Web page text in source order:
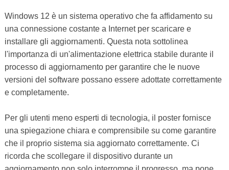
Windows 12 è un sistema operativo che fa affidamento su
una connessione costante a Internet per scaricare e
installare gli aggiornamenti. Questa nota sottolinea
l'importanza di un'alimentazione elettrica stabile durante il
processo di aggiornamento per garantire che le nuove
versioni del software possano essere adottate correttamente
e completamente.
Per gli utenti meno esperti di tecnologia, il poster fornisce
una spiegazione chiara e comprensibile su come garantire
che il proprio sistema sia aggiornato correttamente. Ci
ricorda che scollegare il dispositivo durante un